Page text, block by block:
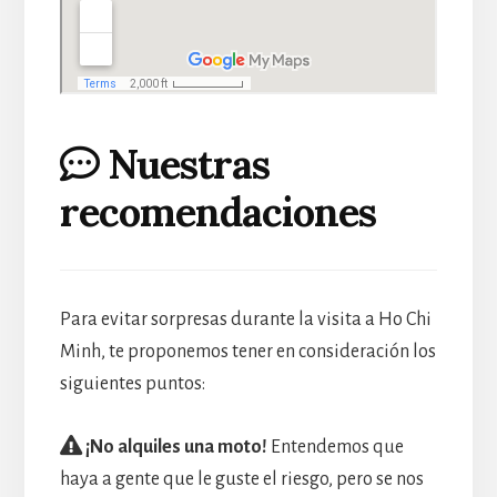
Nuestras
recomendaciones
Para evitar sorpresas durante la visita a Ho Chi
Minh, te proponemos tener en consideración los
siguientes puntos:
¡No alquiles una moto! Entendemos que
haya a gente que le guste el riesgo, pero se nos